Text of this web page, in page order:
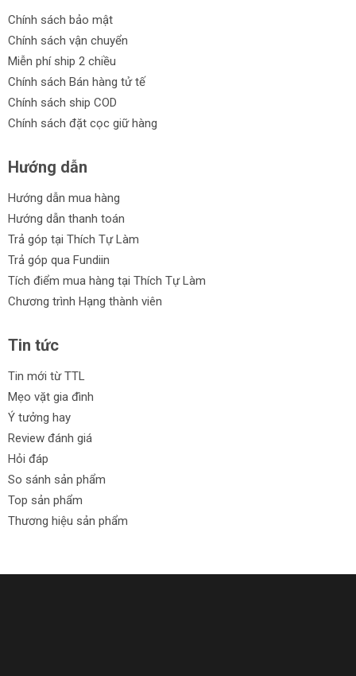
Chính sách bảo mật
Chính sách vận chuyển
Miễn phí ship 2 chiều
Chính sách Bán hàng tử tế
Chính sách ship COD
Chính sách đặt cọc giữ hàng
Hướng dẫn
Hướng dẫn mua hàng
Hướng dẫn thanh toán
Trả góp tại Thích Tự Làm
Trả góp qua Fundiin
Tích điểm mua hàng tại Thích Tự Làm
Chương trình Hạng thành viên
Tin tức
Tin mới từ TTL
Mẹo vặt gia đình
Ý tưởng hay
Review đánh giá
Hỏi đáp
So sánh sản phẩm
Top sản phẩm
Thương hiệu sản phẩm